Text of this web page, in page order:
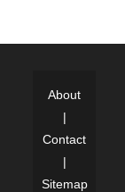
About
|
Contact
|
Sitemap